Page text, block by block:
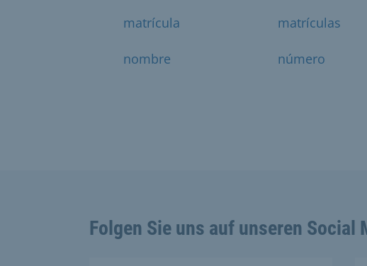
matrícula matrículas
nombre número
Folgen Sie uns auf unseren Social